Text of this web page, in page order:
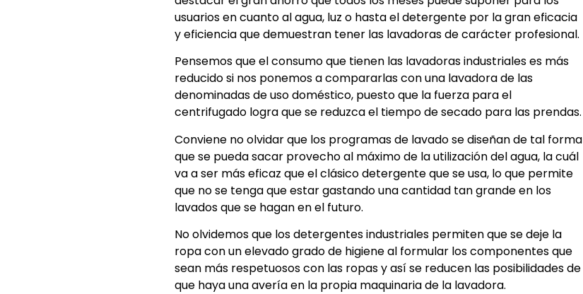
usuarios en cuanto al agua, luz o hasta el detergente por la gran eficacia
y eficiencia que demuestran tener las lavadoras de carácter profesional.
Pensemos que el consumo que tienen las lavadoras industriales es más
reducido si nos ponemos a compararlas con una lavadora de las
denominadas de uso doméstico, puesto que la fuerza para el
centrifugado logra que se reduzca el tiempo de secado para las prendas.
Conviene no olvidar que los programas de lavado se diseñan de tal forma
que se pueda sacar provecho al máximo de la utilización del agua, la cuál
va a ser más eficaz que el clásico detergente que se usa, lo que permite
que no se tenga que estar gastando una cantidad tan grande en los
lavados que se hagan en el futuro.
No olvidemos que los detergentes industriales permiten que se deje la
ropa con un elevado grado de higiene al formular los componentes que
sean más respetuosos con las ropas y así se reducen las posibilidades de
que haya una avería en la propia maquinaria de la lavadora.